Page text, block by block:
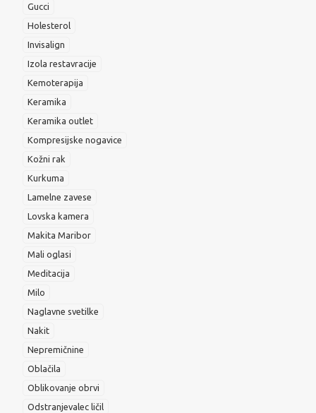
Gucci
Holesterol
Invisalign
Izola restavracije
Kemoterapija
Keramika
Keramika outlet
Kompresijske nogavice
Kožni rak
Kurkuma
Lamelne zavese
Lovska kamera
Makita Maribor
Mali oglasi
Meditacija
Milo
Naglavne svetilke
Nakit
Nepremičnine
Oblačila
Oblikovanje obrvi
Odstranjevalec ličil